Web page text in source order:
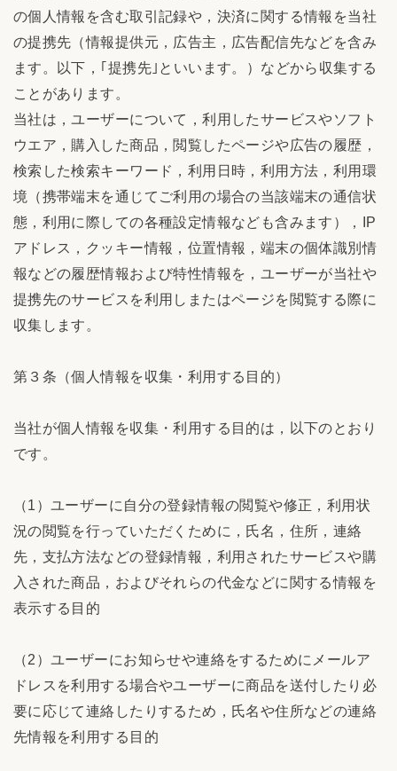
の個人情報を含む取引記録や，決済に関する情報を当社
の提携先（情報提供元，広告主，広告配信先などを含み
ます。以下，｢提携先｣といいます。）などから収集する
ことがあります。
当社は，ユーザーについて，利用したサービスやソフト
ウエア，購入した商品，閲覧したページや広告の履歴，
検索した検索キーワード，利用日時，利用方法，利用環
境（携帯端末を通じてご利用の場合の当該端末の通信状
態，利用に際しての各種設定情報なども含みます），IP
アドレス，クッキー情報，位置情報，端末の個体識別情
報などの履歴情報および特性情報を，ユーザーが当社や
提携先のサービスを利用しまたはページを閲覧する際に
収集します。
第３条（個人情報を収集・利用する目的）
当社が個人情報を収集・利用する目的は，以下のとおり
です。
（1）ユーザーに自分の登録情報の閲覧や修正，利用状
況の閲覧を行っていただくために，氏名，住所，連絡
先，支払方法などの登録情報，利用されたサービスや購
入された商品，およびそれらの代金などに関する情報を
表示する目的
（2）ユーザーにお知らせや連絡をするためにメールア
ドレスを利用する場合やユーザーに商品を送付したり必
要に応じて連絡したりするため，氏名や住所などの連絡
先情報を利用する目的